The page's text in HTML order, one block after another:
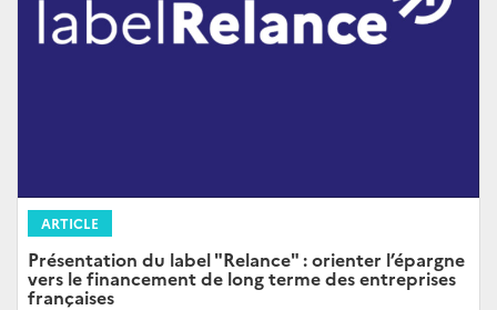
ARTICLE
Présentation du label "Relance" : orienter l’épargne
vers le financement de long terme des entreprises
françaises